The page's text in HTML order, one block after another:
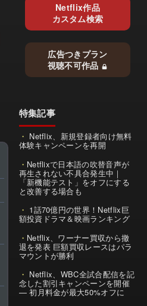
Netflix作品
カスタム検索
広告つきプラン
視聴不可作品
特集記事
Netflix、新規登録者向け無料
体験キャンペーンを再開
Netflixで日本語の吹替音声が
再生されない不具合発生中｜
「新機能テスト」をオフにする
と改善する場合も
1話70億円の世界！Netflix巨
額投資ドラマ＆映画ランキング
Netflix、ワーナー買収から撤
退を発表 巨額買収レースはパラ
マウントが勝利
Netflix、WBC全試合配信を記
念した割引キャンペーンを開催
— 初月料金が最大50%オフに